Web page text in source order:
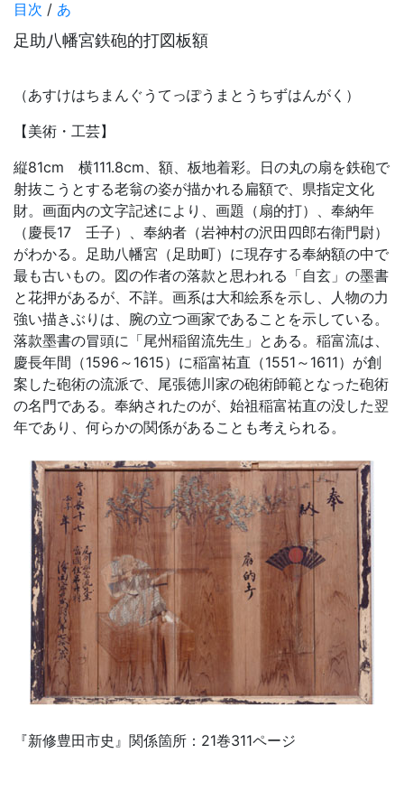
目次 / あ
足助八幡宮鉄砲的打図板額
（あすけはちまんぐうてっぽうまとうちずはんがく）
【美術・工芸】
縦81cm 横111.8cm、額、板地着彩。日の丸の扇を鉄砲で
射抜こうとする老翁の姿が描かれる扁額で、県指定文化
財。画面内の文字記述により、画題（扇的打）、奉納年
（慶長17 壬子）、奉納者（岩神村の沢田四郎右衛門尉）
がわかる。足助八幡宮（足助町）に現存する奉納額の中で
最も古いもの。図の作者の落款と思われる「自玄」の墨書
と花押があるが、不詳。画系は大和絵系を示し、人物の力
強い描きぶりは、腕の立つ画家であることを示している。
落款墨書の冒頭に「尾州稲留流先生」とある。稲富流は、
慶長年間（1596～1615）に稲富祐直（1551～1611）が創
案した砲術の流派で、尾張徳川家の砲術師範となった砲術
の名門である。奉納されたのが、始祖稲富祐直の没した翌
年であり、何らかの関係があることも考えられる。
『新修豊田市史』関係箇所：21巻311ページ